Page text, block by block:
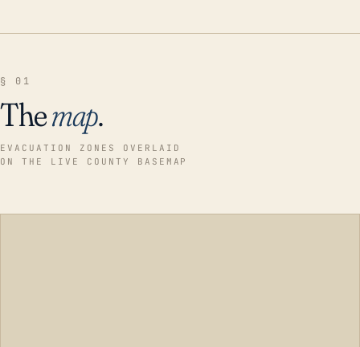
§ 01
Themap.
EVACUATION ZONES OVERLAID
ON THE LIVE COUNTY BASEMAP